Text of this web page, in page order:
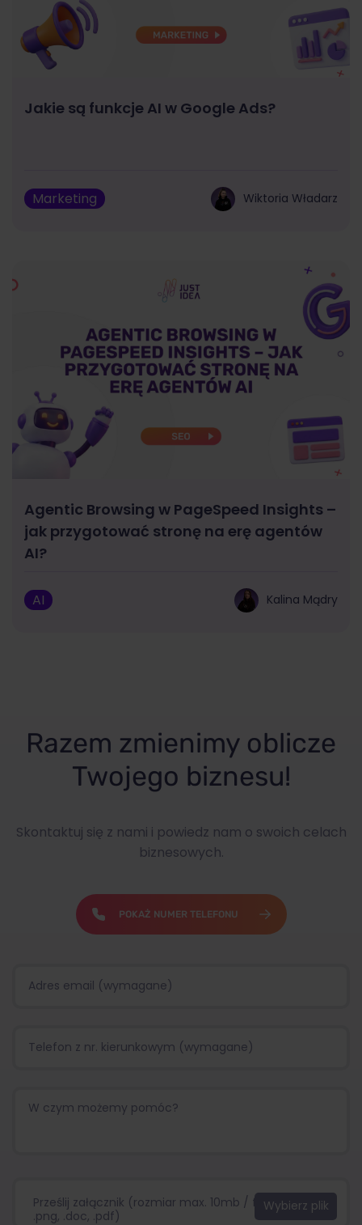
Jakie są funkcje AI w Google Ads?
Marketing Wiktoria Władarz
Agentic Browsing w PageSpeed Insights –
jak przygotować stronę na erę agentów
AI?
AI Kalina Mądry
Razem zmienimy oblicze
Twojego biznesu!
Skontaktuj się z nami i powiedz nam o swoich celach
biznesowych.
POKAŻ NUMER TELEFONU
Prześlij załącznik (rozmiar max. 10mb / format:.jpg,
.png, .doc, .pdf)